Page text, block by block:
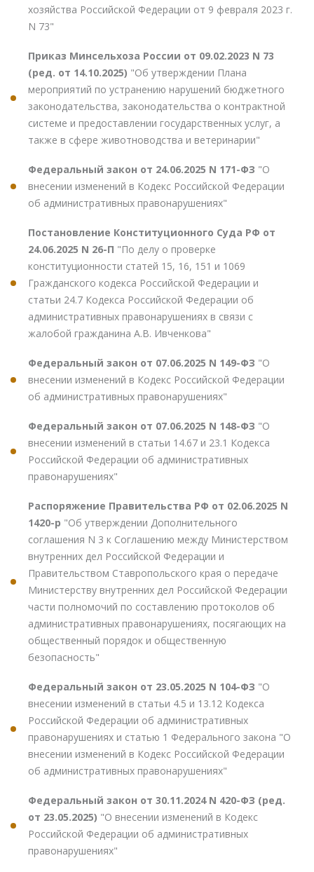
хозяйства Российской Федерации от 9 февраля 2023 г.
N 73"
Приказ Минсельхоза России от 09.02.2023 N 73
(ред. от 14.10.2025) "Об утверждении Плана
мероприятий по устранению нарушений бюджетного
законодательства, законодательства о контрактной
системе и предоставлении государственных услуг, а
также в сфере животноводства и ветеринарии"
Федеральный закон от 24.06.2025 N 171-ФЗ "О
внесении изменений в Кодекс Российской Федерации
об административных правонарушениях"
Постановление Конституционного Суда РФ от
24.06.2025 N 26-П "По делу о проверке
конституционности статей 15, 16, 151 и 1069
Гражданского кодекса Российской Федерации и
статьи 24.7 Кодекса Российской Федерации об
административных правонарушениях в связи с
жалобой гражданина А.В. Ивченкова"
Федеральный закон от 07.06.2025 N 149-ФЗ "О
внесении изменений в Кодекс Российской Федерации
об административных правонарушениях"
Федеральный закон от 07.06.2025 N 148-ФЗ "О
внесении изменений в статьи 14.67 и 23.1 Кодекса
Российской Федерации об административных
правонарушениях"
Распоряжение Правительства РФ от 02.06.2025 N
1420-р "Об утверждении Дополнительного
соглашения N 3 к Соглашению между Министерством
внутренних дел Российской Федерации и
Правительством Ставропольского края о передаче
Министерству внутренних дел Российской Федерации
части полномочий по составлению протоколов об
административных правонарушениях, посягающих на
общественный порядок и общественную
безопасность"
Федеральный закон от 23.05.2025 N 104-ФЗ "О
внесении изменений в статьи 4.5 и 13.12 Кодекса
Российской Федерации об административных
правонарушениях и статью 1 Федерального закона "О
внесении изменений в Кодекс Российской Федерации
об административных правонарушениях"
Федеральный закон от 30.11.2024 N 420-ФЗ (ред.
от 23.05.2025) "О внесении изменений в Кодекс
Российской Федерации об административных
правонарушениях"